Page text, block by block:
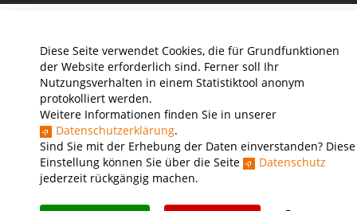
Diese Seite verwendet Cookies, die für Grundfunktionen
der Website erforderlich sind. Ferner soll Ihr
Nutzungsverhalten in einem Statistiktool anonym
protokolliert werden.
Weitere Informationen finden Sie in unserer
Datenschutzerklärung.
Sind Sie mit der Erhebung der Daten einverstanden? Diese
Einstellung können Sie über die Seite
Datenschutz
jederzeit rückgängig machen.